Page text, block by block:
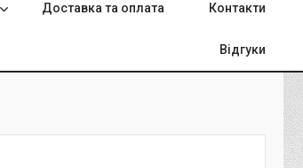
Доставка та оплата Контакти
Відгуки